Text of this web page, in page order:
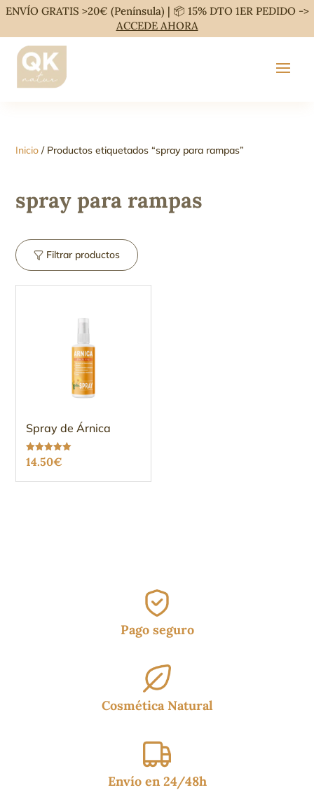
ENVÍO GRATIS >20€ (Península) | 📦 15% DTO 1ER PEDIDO ->
ACCEDE AHORA
Inicio / Productos etiquetados “spray para rampas”
spray para rampas
Filtrar productos
Spray de Árnica
Valorado
con
de 5
14.50€
Pago seguro
Cosmética Natural
Envío en 24/48h